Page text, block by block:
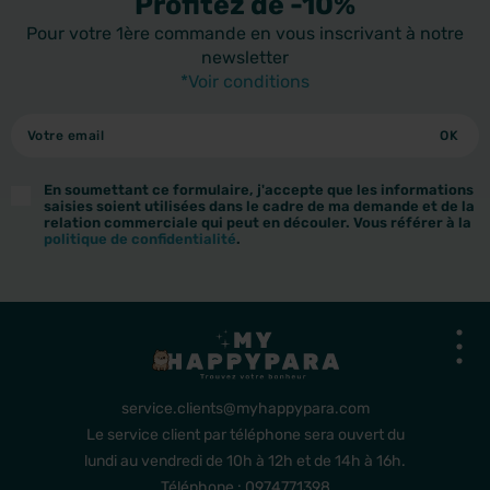
Pour votre 1ère commande en vous inscrivant à notre
newsletter
*Voir conditions
En soumettant ce formulaire, j'accepte que les informations
saisies soient utilisées dans le cadre de ma demande et de la
relation commerciale qui peut en découler. Vous référer à la
politique de confidentialité.
service.clients@myhappypara.com
Le service client par téléphone sera ouvert du
lundi au vendredi de 10h à 12h et de 14h à 16h.